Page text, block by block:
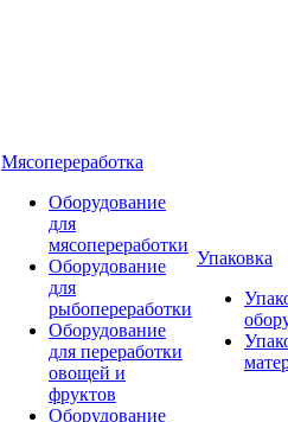
Мясопереработка
Оборудование
для
мясопереработки
Оборудование
для
рыбопереработки
Оборудование
для переработки
овощей и
фруктов
Оборудование
Упаковка